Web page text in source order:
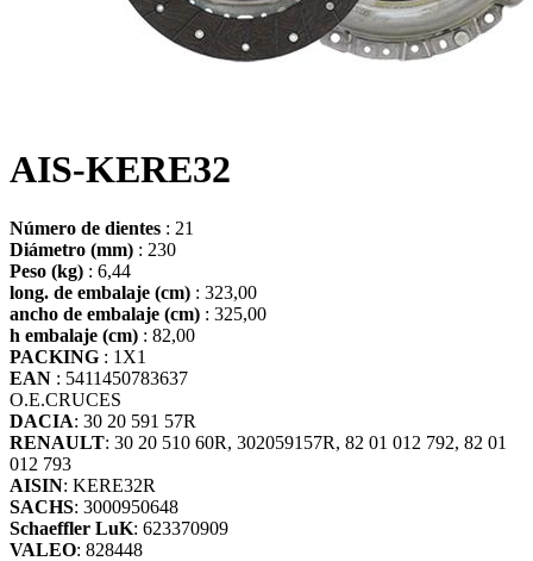
AIS-KERE32
Número de dientes : 21
Diámetro (mm) : 230
Peso (kg) : 6,44
long. de embalaje (cm) : 323,00
ancho de embalaje (cm) : 325,00
h embalaje (cm) : 82,00
PACKING : 1X1
EAN : 5411450783637
O.E.CRUCES
DACIA: 30 20 591 57R
RENAULT: 30 20 510 60R, 302059157R, 82 01 012 792, 82 01
012 793
AISIN: KERE32R
SACHS: 3000950648
Schaeffler LuK: 623370909
VALEO: 828448